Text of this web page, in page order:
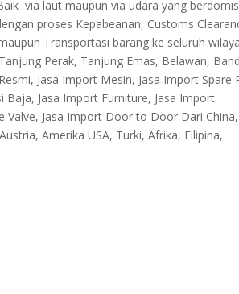
via laut maupun via udara yang
proses Kepabeanan, Customs
Transportasi barang ke seluruh
Perak, Tanjung Emas, Belawan,
Jasa Import Mesin, Jasa Import Spare
Baja, Jasa Import Furniture, Jasa Import
Valve, Jasa Import Door to Door Dari China,
Amerika USA, Turki, Afrika, Filipina,